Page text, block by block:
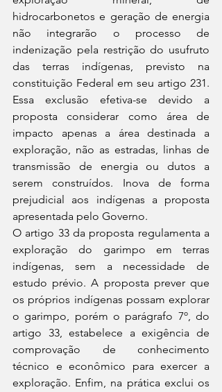
hidrocarbonetos e geração de energia
não integrarão o processo de
indenização pela restrição do usufruto
das terras indígenas, previsto na
constituição Federal em seu artigo 231.
Essa exclusão efetiva-se devido a
proposta considerar como área de
impacto apenas a área destinada a
exploração, não as estradas, linhas de
transmissão de energia ou dutos a
serem construídos. Inova de forma
prejudicial aos indígenas a proposta
apresentada pelo Governo.
O artigo 33 da proposta regulamenta a
exploração do garimpo em terras
indígenas, sem a necessidade de
estudo prévio. A proposta prever que
os próprios indígenas possam explorar
o garimpo, porém o parágrafo 7º, do
artigo 33, estabelece a exigência de
comprovação de conhecimento
técnico e econômico para exercer a
exploração. Enfim, na prática exclui os